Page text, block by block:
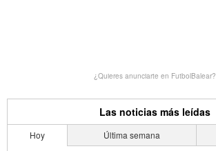
¿Quieres anunciarte en FutbolBalear?
Las noticias más leídas
Hoy Última semana